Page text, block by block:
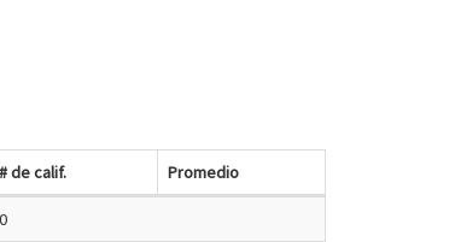
# de calif. Promedio
0